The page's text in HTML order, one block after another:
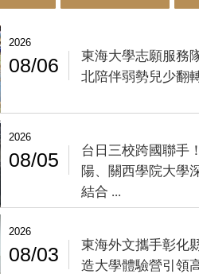
2026
08/06
東海大學志願服務
北陪伴弱勢兒少翻
2026
08/05
台日三校跨國聯手
陽、關西學院大學
結合 ...
2026
08/03
東海外文攜手彰化
造大學體驗營引領